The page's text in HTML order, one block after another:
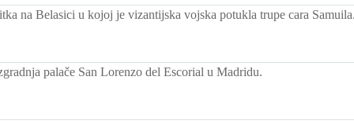
na Belasici u kojoj je vizantijska vojska potukla trupe cara
palače San Lorenzo del Escorial u Madridu.